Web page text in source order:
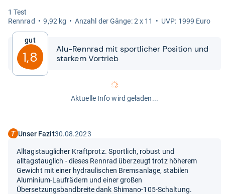
1 Test
Renn­rad
9,92 kg Anzahl der Gänge: 2 x 11 UVP: 1999 Euro
Gut
1,8
Alu-​​Renn­rad mit sport­li­cher Posi­tion und
star­kem Vor­trieb
Aktuelle Info wird geladen...
Unser Fazit30.08.2023
Alltagstauglicher Kraftprotz. Sportlich, robust und
alltagstauglich - dieses Rennrad überzeugt trotz höherem
Gewicht mit einer hydraulischen Bremsanlage, stabilen
Aluminium-Laufrädern und einer großen
Übersetzungsbandbreite dank Shimano-105-Schaltung.